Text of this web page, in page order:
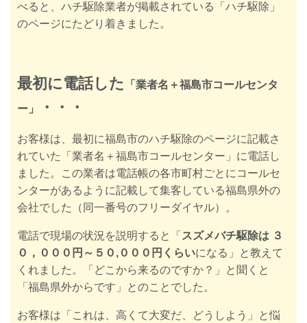
べると、 ハチ駆除業者が掲載されている
「ハチ駆除」
のページにたどり着きました。
最初に電話した 「業者名＋福島市コールセンタ
ー」 ・・ ・
お客様は、最初に福島市のハチ駆除のページに記載さ
れていた
「業者名＋福島市コールセンター」に電話し
ました。この業者は電話帳の各市町村ごとにコールセ
ンターがあるように記載して集客している福島県外の
会社でした（同一番号のフリーダイヤル）。
電話で現場の状況を説明すると「 スズメバチ駆除は ３
０，０００円～５０,０００円くらいになる」と教えて
くれました。「どこから来るのですか？」と聞くと
「福島県外からです」とのことでした。
お客様は「これは、高くて大変だ、どうしよう」と悩